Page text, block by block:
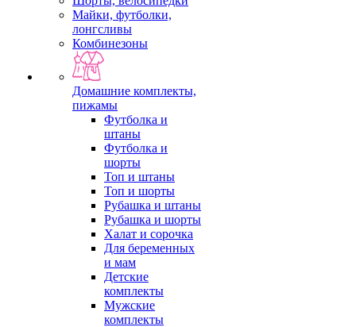
Майки, футболки,
лонгсливы
Комбинезоны
Домашние комплекты,
пижамы
Футболка и
штаны
Футболка и
шорты
Топ и штаны
Топ и шорты
Рубашка и штаны
Рубашка и шорты
Халат и сорочка
Для беременных
и мам
Детские
комплекты
Мужские
комплекты